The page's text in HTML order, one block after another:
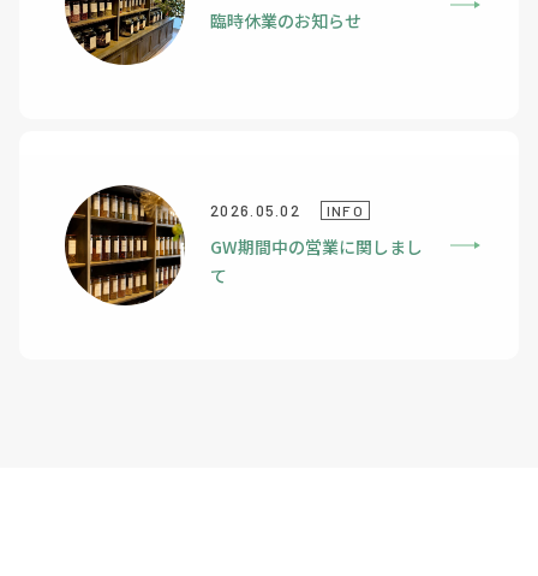
臨時休業のお知らせ
2026.05.02 INFO
GW期間中の営業に関しまし
て